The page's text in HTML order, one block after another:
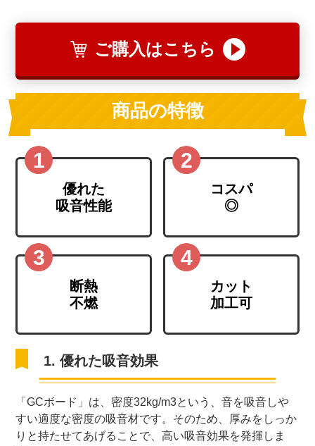
ご購入はこちら
商品の特徴
優れた
吸音性能
コスパ
◎
断熱
不燃
カット
加工可
1. 優れた吸音効果
「GCボード」は、密度32kg/m3という、音を吸音しや
すい適度な密度の吸音材です。そのため、厚みをしっか
りと持たせてあげることで、高い吸音効果を発揮しま